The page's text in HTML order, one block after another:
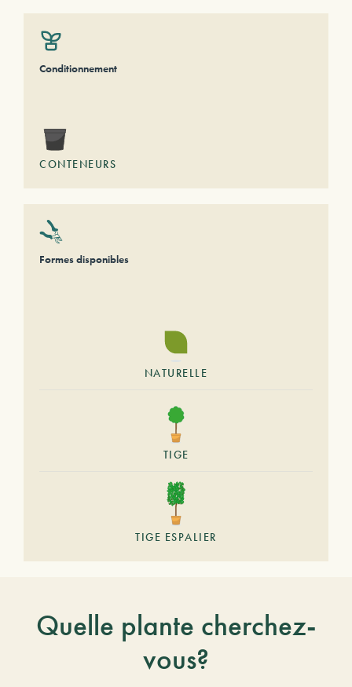
Conditionnement
CONTENEURS
Formes disponibles
NATURELLE
TIGE
TIGE ESPALIER
Quelle plante cherchez-
vous?